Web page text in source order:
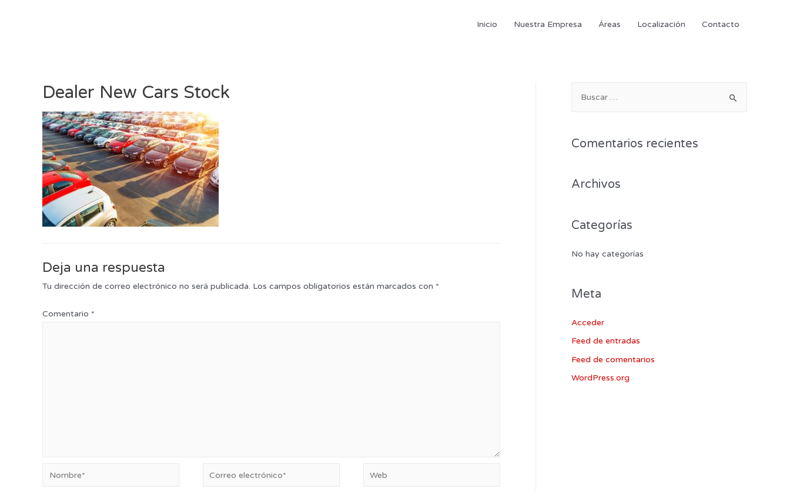
Inicio Nuestra Empresa Áreas Localización Contacto
Dealer New Cars Stock
Deja una respuesta
Tu dirección de correo electrónico no será publicada. Los campos obligatorios están marcados con *
Comentario *
Comentarios recientes
Archivos
Categorías
No hay categorías
Meta
Acceder
Feed de entradas
Feed de comentarios
WordPress.org